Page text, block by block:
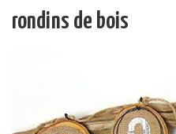
rondins de bois